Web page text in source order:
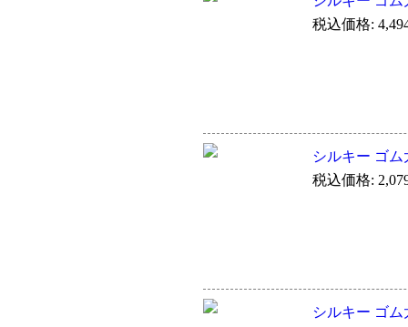
税込価格:
シルキー ゴム
税込価格:
シルキー ゴム